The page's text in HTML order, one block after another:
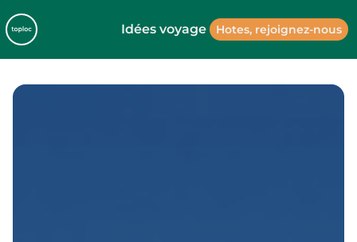
Idées voyage Hotes, rejoignez-nous